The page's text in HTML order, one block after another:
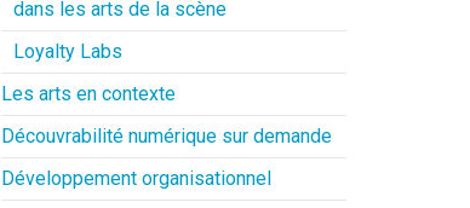
dans les arts de la scène
Loyalty Labs
Les arts en contexte
Découvrabilité numérique sur demande
Développement organisationnel